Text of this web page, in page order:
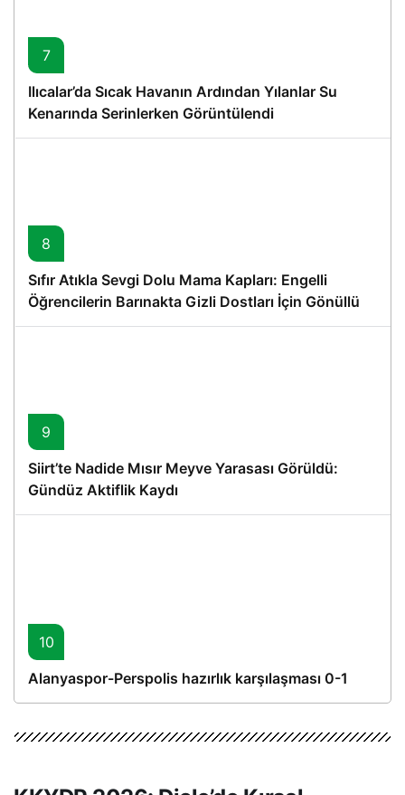
7
Ilıcalar’da Sıcak Havanın Ardından Yılanlar Su
Kenarında Serinlerken Görüntülendi
8
Sıfır Atıkla Sevgi Dolu Mama Kapları: Engelli
Öğrencilerin Barınakta Gizli Dostları İçin Gönüllü
Proje
9
Siirt’te Nadide Mısır Meyve Yarasası Görüldü:
Gündüz Aktiflik Kaydı
10
Alanyaspor-Perspolis hazırlık karşılaşması 0-1